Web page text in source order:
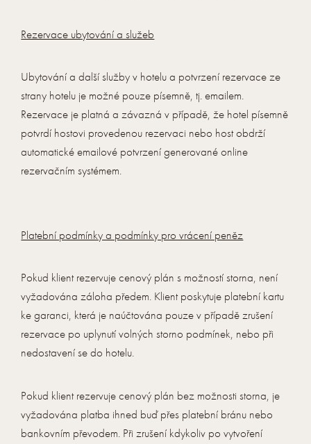
Rezervace ubytování a služeb
Ubytování a další služby v hotelu a potvrzení rezervace ze
strany hotelu je možné pouze písemně, tj. emailem.
Rezervace je platná a závazná v případě, že hotel písemně
potvrdí hostovi provedenou rezervaci nebo host obdrží
automatické emailové potvrzení generované online
rezervačním systémem.
Platební podmínky a podmínky pro vrácení peněz
Pokud klient rezervuje cenový plán s možností storna, není
vyžadována záloha předem. Klient poskytuje platební kartu
ke garanci, která je naúčtována pouze v případě zrušení
rezervace po uplynutí volných storno podmínek, nebo při
nedostavení se do hotelu.
Pokud klient rezervuje cenový plán bez možnosti storna, je
vyžadována platba ihned buď přes platební bránu nebo
bankovním převodem. Při zrušení kdykoliv po vytvoření